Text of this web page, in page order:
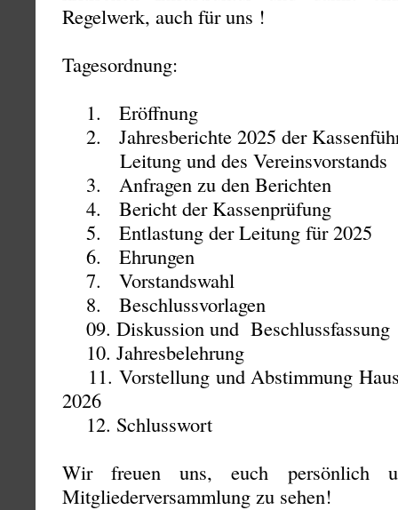
Regelwerk, auch für uns !
Tagesordnung:
1. Eröffnung
2. Jahresberichte 2025 der
Leitung und des Vereinsvorstands
3. Anfragen zu den Berichten
4. Bericht der Kassenprüfung
5. Entlastung der Leitung für 2025
6. Ehrungen
7. Vorstandswahl
8. Beschlussvorlagen
09. Diskussion und Beschlussfassung
10. Jahresbelehrung
11. Vorstellung und Abstimmung
2026
12. Schlusswort
Wir freuen uns, euch persönlich
Mitgliederversammlung zu sehen!